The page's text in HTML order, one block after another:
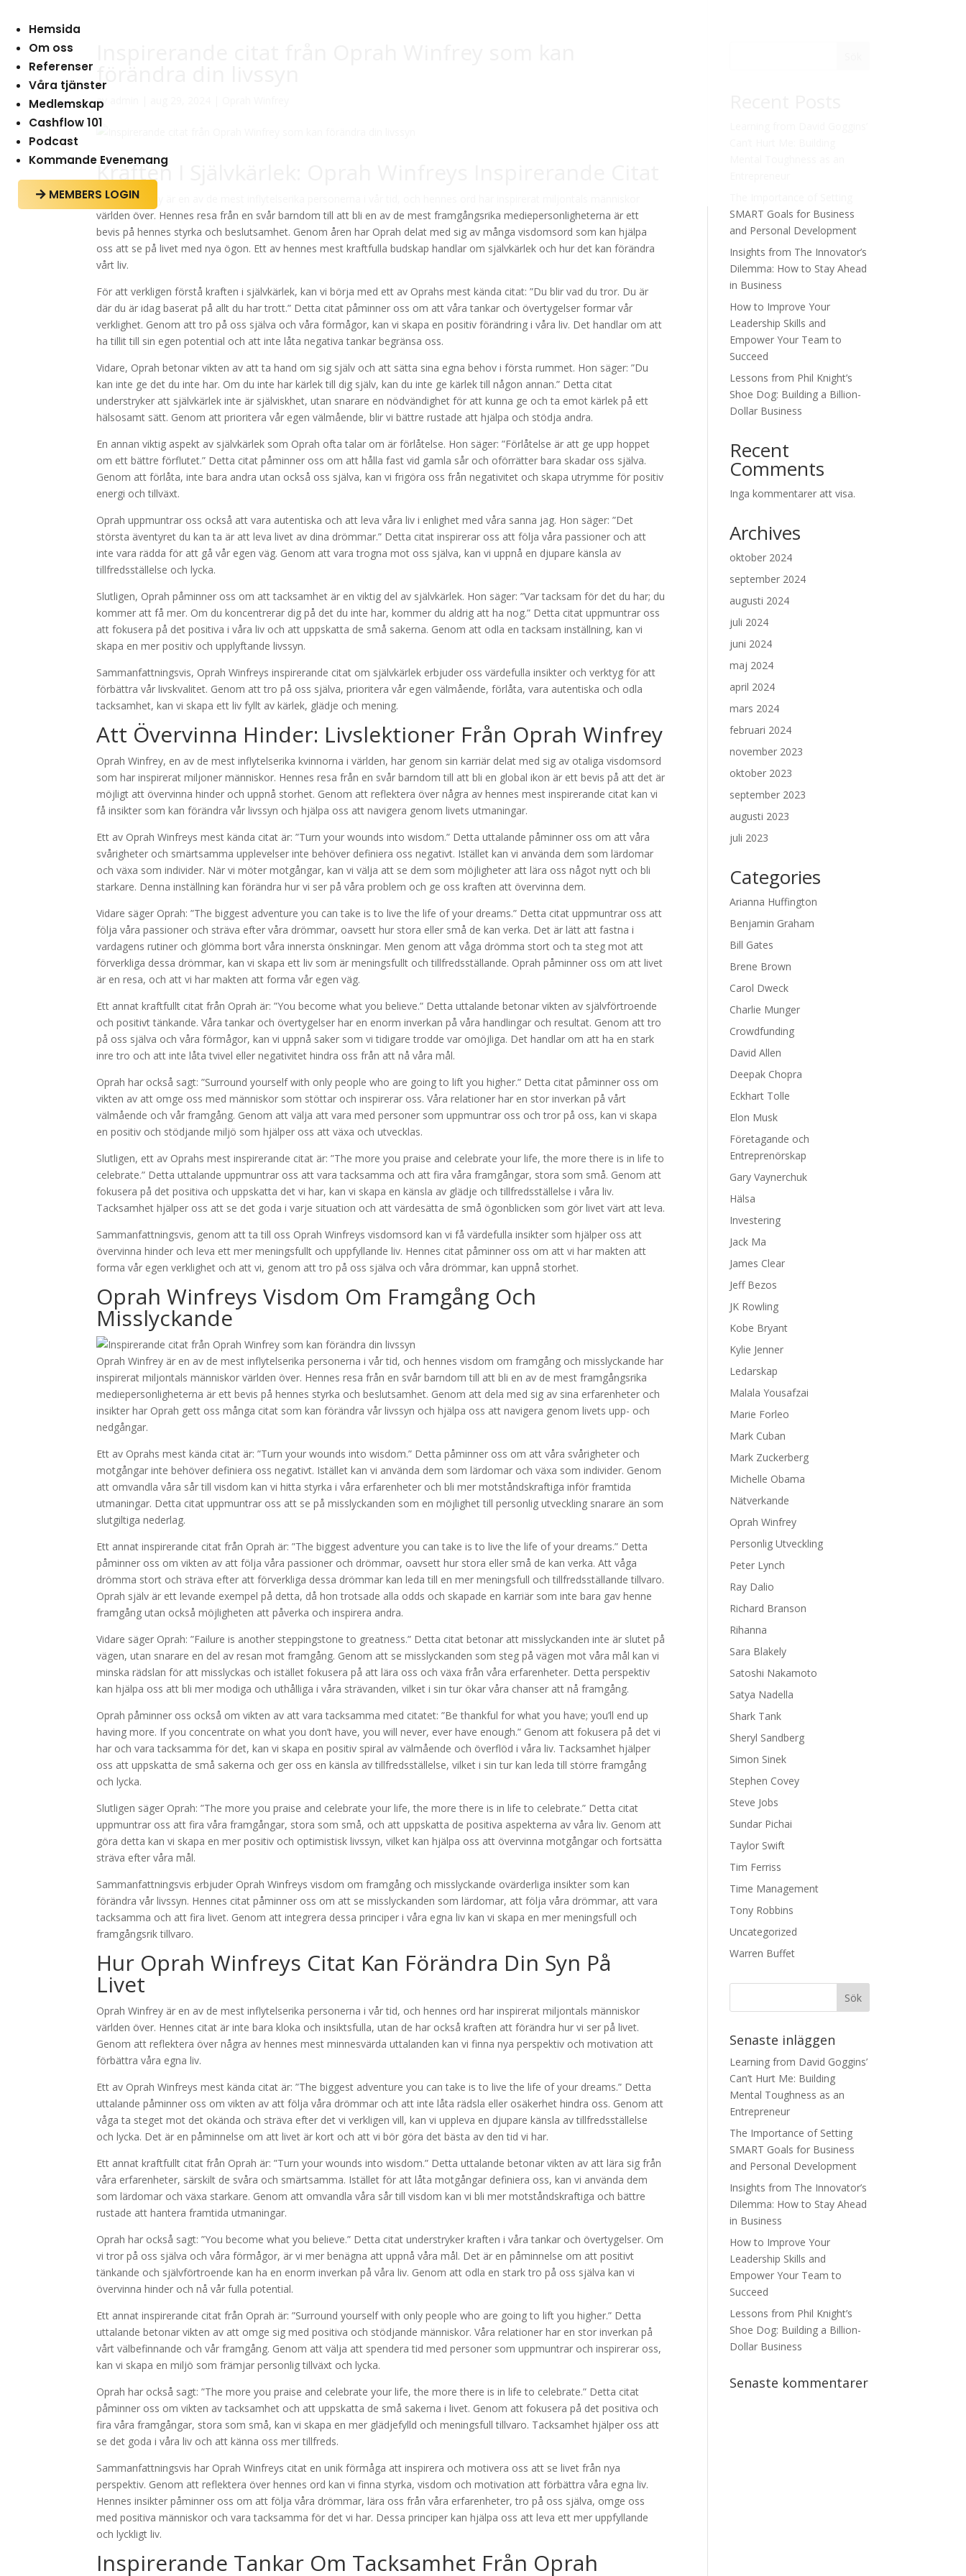
Hemsida
Om oss
Referenser
Våra tjänster
Medlemskap
Cashflow 101
Podcast
Kommande Evenemang
 MEMBERS LOGIN
av
Kraften I Självkärlek: Oprah Winfreys Inspirerande Citat
Oprah Winfrey är en av de mest inflytelserika personerna i vår tid, och hennes ord har inspirerat miljontals människor
världen över. Hennes resa från en svår barndom till att bli en av de mest framgångsrika mediepersonligheterna är ett
bevis på hennes styrka och beslutsamhet. Genom åren har Oprah delat med sig av många visdomsord som kan hjälpa
oss att se på livet med nya ögon. Ett av hennes mest kraftfulla budskap handlar om självkärlek och hur det kan förändra
vårt liv.
För att verkligen förstå kraften i självkärlek, kan vi börja med ett av Oprahs mest kända citat: ”Du blir vad du tror. Du är
där du är idag baserat på allt du har trott.” Detta citat påminner oss om att våra tankar och övertygelser formar vår
verklighet. Genom att tro på oss själva och våra förmågor, kan vi skapa en positiv förändring i våra liv. Det handlar om att
ha tillit till sin egen potential och att inte låta negativa tankar begränsa oss.
Vidare, Oprah betonar vikten av att ta hand om sig själv och att sätta sina egna behov i första rummet. Hon säger: ”Du
kan inte ge det du inte har. Om du inte har kärlek till dig själv, kan du inte ge kärlek till någon annan.” Detta citat
understryker att självkärlek inte är själviskhet, utan snarare en nödvändighet för att kunna ge och ta emot kärlek på ett
hälsosamt sätt. Genom att prioritera vår egen välmående, blir vi bättre rustade att hjälpa och stödja andra.
En annan viktig aspekt av självkärlek som Oprah ofta talar om är förlåtelse. Hon säger: ”Förlåtelse är att ge upp hoppet
om ett bättre förflutet.” Detta citat påminner oss om att hålla fast vid gamla sår och oförrätter bara skadar oss själva.
Genom att förlåta, inte bara andra utan också oss själva, kan vi frigöra oss från negativitet och skapa utrymme för positiv
energi och tillväxt.
Oprah uppmuntrar oss också att vara autentiska och att leva våra liv i enlighet med våra sanna jag. Hon säger: ”Det
största äventyret du kan ta är att leva livet av dina drömmar.” Detta citat inspirerar oss att följa våra passioner och att
inte vara rädda för att gå vår egen väg. Genom att vara trogna mot oss själva, kan vi uppnå en djupare känsla av
tillfredsställelse och lycka.
Slutligen, Oprah påminner oss om att tacksamhet är en viktig del av självkärlek. Hon säger: ”Var tacksam för det du har; du
kommer att få mer. Om du koncentrerar dig på det du inte har, kommer du aldrig att ha nog.” Detta citat uppmuntrar oss
att fokusera på det positiva i våra liv och att uppskatta de små sakerna. Genom att odla en tacksam inställning, kan vi
skapa en mer positiv och upplyftande livssyn.
Sammanfattningsvis, Oprah Winfreys inspirerande citat om självkärlek erbjuder oss värdefulla insikter och verktyg för att
förbättra vår livskvalitet. Genom att tro på oss själva, prioritera vår egen välmående, förlåta, vara autentiska och odla
tacksamhet, kan vi skapa ett liv fyllt av kärlek, glädje och mening.
Att Övervinna Hinder: Livslektioner Från Oprah Winfrey
Oprah Winfrey, en av de mest inflytelserika kvinnorna i världen, har genom sin karriär delat med sig av otaliga visdomsord
som har inspirerat miljoner människor. Hennes resa från en svår barndom till att bli en global ikon är ett bevis på att det är
möjligt att övervinna hinder och uppnå storhet. Genom att reflektera över några av hennes mest inspirerande citat kan vi
få insikter som kan förändra vår livssyn och hjälpa oss att navigera genom livets utmaningar.
Ett av Oprah Winfreys mest kända citat är: ”Turn your wounds into wisdom.” Detta uttalande påminner oss om att våra
svårigheter och smärtsamma upplevelser inte behöver definiera oss negativt. Istället kan vi använda dem som lärdomar
och växa som individer. När vi möter motgångar, kan vi välja att se dem som möjligheter att lära oss något nytt och bli
starkare. Denna inställning kan förändra hur vi ser på våra problem och ge oss kraften att övervinna dem.
Vidare säger Oprah: ”The biggest adventure you can take is to live the life of your dreams.” Detta citat uppmuntrar oss att
följa våra passioner och sträva efter våra drömmar, oavsett hur stora eller små de kan verka. Det är lätt att fastna i
vardagens rutiner och glömma bort våra innersta önskningar. Men genom att våga drömma stort och ta steg mot att
förverkliga dessa drömmar, kan vi skapa ett liv som är meningsfullt och tillfredsställande. Oprah påminner oss om att livet
är en resa, och att vi har makten att forma vår egen väg.
Ett annat kraftfullt citat från Oprah är: ”You become what you believe.” Detta uttalande betonar vikten av självförtroende
och positivt tänkande. Våra tankar och övertygelser har en enorm inverkan på våra handlingar och resultat. Genom att tro
på oss själva och våra förmågor, kan vi uppnå saker som vi tidigare trodde var omöjliga. Det handlar om att ha en stark
inre tro och att inte låta tvivel eller negativitet hindra oss från att nå våra mål.
Oprah har också sagt: ”Surround yourself with only people who are going to lift you higher.” Detta citat påminner oss om
vikten av att omge oss med människor som stöttar och inspirerar oss. Våra relationer har en stor inverkan på vårt
välmående och vår framgång. Genom att välja att vara med personer som uppmuntrar oss och tror på oss, kan vi skapa
en positiv och stödjande miljö som hjälper oss att växa och utvecklas.
Slutligen, ett av Oprahs mest inspirerande citat är: ”The more you praise and celebrate your life, the more there is in life to
celebrate.” Detta uttalande uppmuntrar oss att vara tacksamma och att fira våra framgångar, stora som små. Genom att
fokusera på det positiva och uppskatta det vi har, kan vi skapa en känsla av glädje och tillfredsställelse i våra liv.
Tacksamhet hjälper oss att se det goda i varje situation och att värdesätta de små ögonblicken som gör livet värt att leva.
Sammanfattningsvis, genom att ta till oss Oprah Winfreys visdomsord kan vi få värdefulla insikter som hjälper oss att
övervinna hinder och leva ett mer meningsfullt och uppfyllande liv. Hennes citat påminner oss om att vi har makten att
forma vår egen verklighet och att vi, genom att tro på oss själva och våra drömmar, kan uppnå storhet.
Oprah Winfreys Visdom Om Framgång Och
Misslyckande
Oprah Winfrey är en av de mest inflytelserika personerna i vår tid, och hennes visdom om framgång och misslyckande har
inspirerat miljontals människor världen över. Hennes resa från en svår barndom till att bli en av de mest framgångsrika
mediepersonligheterna är ett bevis på hennes styrka och beslutsamhet. Genom att dela med sig av sina erfarenheter och
insikter har Oprah gett oss många citat som kan förändra vår livssyn och hjälpa oss att navigera genom livets upp- och
nedgångar.
Ett av Oprahs mest kända citat är: ”Turn your wounds into wisdom.” Detta påminner oss om att våra svårigheter och
motgångar inte behöver definiera oss negativt. Istället kan vi använda dem som lärdomar och växa som individer. Genom
att omvandla våra sår till visdom kan vi hitta styrka i våra erfarenheter och bli mer motståndskraftiga inför framtida
utmaningar. Detta citat uppmuntrar oss att se på misslyckanden som en möjlighet till personlig utveckling snarare än som
slutgiltiga nederlag.
Ett annat inspirerande citat från Oprah är: ”The biggest adventure you can take is to live the life of your dreams.” Detta
påminner oss om vikten av att följa våra passioner och drömmar, oavsett hur stora eller små de kan verka. Att våga
drömma stort och sträva efter att förverkliga dessa drömmar kan leda till en mer meningsfull och tillfredsställande tillvaro.
Oprah själv är ett levande exempel på detta, då hon trotsade alla odds och skapade en karriär som inte bara gav henne
framgång utan också möjligheten att påverka och inspirera andra.
Vidare säger Oprah: ”Failure is another steppingstone to greatness.” Detta citat betonar att misslyckanden inte är slutet på
vägen, utan snarare en del av resan mot framgång. Genom att se misslyckanden som steg på vägen mot våra mål kan vi
minska rädslan för att misslyckas och istället fokusera på att lära oss och växa från våra erfarenheter. Detta perspektiv
kan hjälpa oss att bli mer modiga och uthålliga i våra strävanden, vilket i sin tur ökar våra chanser att nå framgång.
Oprah påminner oss också om vikten av att vara tacksamma med citatet: ”Be thankful for what you have; you’ll end up
having more. If you concentrate on what you don’t have, you will never, ever have enough.” Genom att fokusera på det vi
har och vara tacksamma för det, kan vi skapa en positiv spiral av välmående och överflöd i våra liv. Tacksamhet hjälper
oss att uppskatta de små sakerna och ger oss en känsla av tillfredsställelse, vilket i sin tur kan leda till större framgång
och lycka.
Slutligen säger Oprah: ”The more you praise and celebrate your life, the more there is in life to celebrate.” Detta citat
uppmuntrar oss att fira våra framgångar, stora som små, och att uppskatta de positiva aspekterna av våra liv. Genom att
göra detta kan vi skapa en mer positiv och optimistisk livssyn, vilket kan hjälpa oss att övervinna motgångar och fortsätta
sträva efter våra mål.
Sammanfattningsvis erbjuder Oprah Winfreys visdom om framgång och misslyckande ovärderliga insikter som kan
förändra vår livssyn. Hennes citat påminner oss om att se misslyckanden som lärdomar, att följa våra drömmar, att vara
tacksamma och att fira livet. Genom att integrera dessa principer i våra egna liv kan vi skapa en mer meningsfull och
framgångsrik tillvaro.
Hur Oprah Winfreys Citat Kan Förändra Din Syn På
Livet
Oprah Winfrey är en av de mest inflytelserika personerna i vår tid, och hennes ord har inspirerat miljontals människor
världen över. Hennes citat är inte bara kloka och insiktsfulla, utan de har också kraften att förändra hur vi ser på livet.
Genom att reflektera över några av hennes mest minnesvärda uttalanden kan vi finna nya perspektiv och motivation att
förbättra våra egna liv.
Ett av Oprah Winfreys mest kända citat är: ”The biggest adventure you can take is to live the life of your dreams.” Detta
uttalande påminner oss om vikten av att följa våra drömmar och att inte låta rädsla eller osäkerhet hindra oss. Genom att
våga ta steget mot det okända och sträva efter det vi verkligen vill, kan vi uppleva en djupare känsla av tillfredsställelse
och lycka. Det är en påminnelse om att livet är kort och att vi bör göra det bästa av den tid vi har.
Ett annat kraftfullt citat från Oprah är: ”Turn your wounds into wisdom.” Detta uttalande betonar vikten av att lära sig från
våra erfarenheter, särskilt de svåra och smärtsamma. Istället för att låta motgångar definiera oss, kan vi använda dem
som lärdomar och växa starkare. Genom att omvandla våra sår till visdom kan vi bli mer motståndskraftiga och bättre
rustade att hantera framtida utmaningar.
Oprah har också sagt: ”You become what you believe.” Detta citat understryker kraften i våra tankar och övertygelser. Om
vi tror på oss själva och våra förmågor, är vi mer benägna att uppnå våra mål. Det är en påminnelse om att positivt
tänkande och självförtroende kan ha en enorm inverkan på våra liv. Genom att odla en stark tro på oss själva kan vi
övervinna hinder och nå vår fulla potential.
Ett annat inspirerande citat från Oprah är: ”Surround yourself with only people who are going to lift you higher.” Detta
uttalande betonar vikten av att omge sig med positiva och stödjande människor. Våra relationer har en stor inverkan på
vårt välbefinnande och vår framgång. Genom att välja att spendera tid med personer som uppmuntrar och inspirerar oss,
kan vi skapa en miljö som främjar personlig tillväxt och lycka.
Oprah har också sagt: ”The more you praise and celebrate your life, the more there is in life to celebrate.” Detta citat
påminner oss om vikten av tacksamhet och att uppskatta de små sakerna i livet. Genom att fokusera på det positiva och
fira våra framgångar, stora som små, kan vi skapa en mer glädjefylld och meningsfull tillvaro. Tacksamhet hjälper oss att
se det goda i våra liv och att känna oss mer tillfreds.
Sammanfattningsvis har Oprah Winfreys citat en unik förmåga att inspirera och motivera oss att se livet från nya
perspektiv. Genom att reflektera över hennes ord kan vi finna styrka, visdom och motivation att förbättra våra egna liv.
Hennes insikter påminner oss om att följa våra drömmar, lära oss från våra erfarenheter, tro på oss själva, omge oss
med positiva människor och vara tacksamma för det vi har. Dessa principer kan hjälpa oss att leva ett mer uppfyllande
och lyckligt liv.
Inspirerande Tankar Om Tacksamhet Från Oprah
SMART Goals for Business
and Personal Development
Insights from The Innovator’s
Dilemma: How to Stay Ahead
in Business
How to Improve Your
Leadership Skills and
Empower Your Team to
Succeed
Lessons from Phil Knight’s
Shoe Dog: Building a Billion-
Dollar Business
Recent
Comments
Inga kommentarer att visa.
Archives
oktober 2024
september 2024
augusti 2024
juli 2024
juni 2024
maj 2024
april 2024
mars 2024
februari 2024
november 2023
oktober 2023
september 2023
augusti 2023
juli 2023
Categories
Arianna Huffington
Benjamin Graham
Bill Gates
Brene Brown
Carol Dweck
Charlie Munger
Crowdfunding
David Allen
Deepak Chopra
Eckhart Tolle
Elon Musk
Företagande och
Entreprenörskap
Gary Vaynerchuk
Hälsa
Investering
Jack Ma
James Clear
Jeff Bezos
JK Rowling
Kobe Bryant
Kylie Jenner
Ledarskap
Malala Yousafzai
Marie Forleo
Mark Cuban
Mark Zuckerberg
Michelle Obama
Nätverkande
Oprah Winfrey
Personlig Utveckling
Peter Lynch
Ray Dalio
Richard Branson
Rihanna
Sara Blakely
Satoshi Nakamoto
Satya Nadella
Shark Tank
Sheryl Sandberg
Simon Sinek
Stephen Covey
Steve Jobs
Sundar Pichai
Taylor Swift
Tim Ferriss
Time Management
Tony Robbins
Uncategorized
Warren Buffet
Senaste inläggen
Learning from David Goggins’
Can’t Hurt Me: Building
Mental Toughness as an
Entrepreneur
The Importance of Setting
SMART Goals for Business
and Personal Development
Insights from The Innovator’s
Dilemma: How to Stay Ahead
in Business
How to Improve Your
Leadership Skills and
Empower Your Team to
Succeed
Lessons from Phil Knight’s
Shoe Dog: Building a Billion-
Dollar Business
Senaste kommentarer